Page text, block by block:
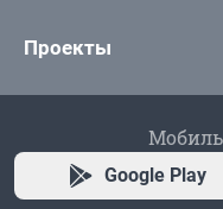
Проекты
Google Play